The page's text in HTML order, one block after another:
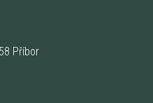
Příbor